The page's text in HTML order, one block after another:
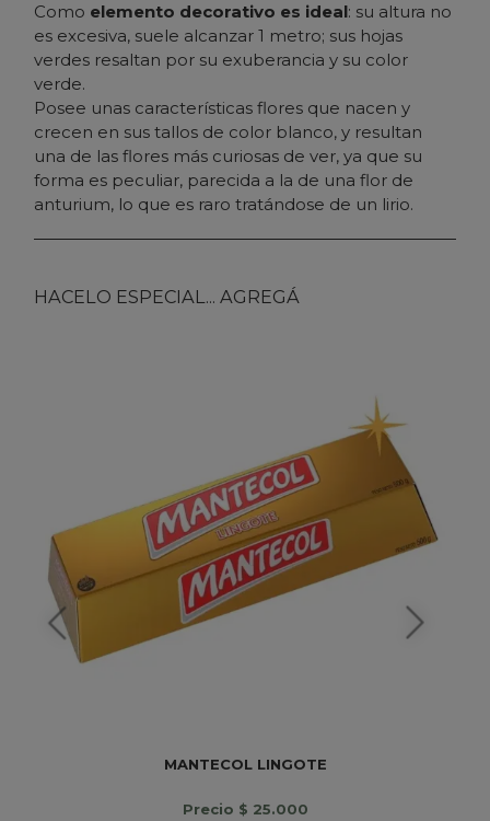
Como elemento decorativo es ideal: su altura no
es excesiva, suele alcanzar 1 metro; sus hojas
verdes resaltan por su exuberancia y su color
verde.
Posee unas características flores que nacen y
crecen en sus tallos de color blanco, y resultan
una de las flores más curiosas de ver, ya que su
forma es peculiar, parecida a la de una flor de
anturium, lo que es raro tratándose de un lirio.
HACELO ESPECIAL... AGREGÁ
MANTECOL LINGOTE
Precio $ 25.000